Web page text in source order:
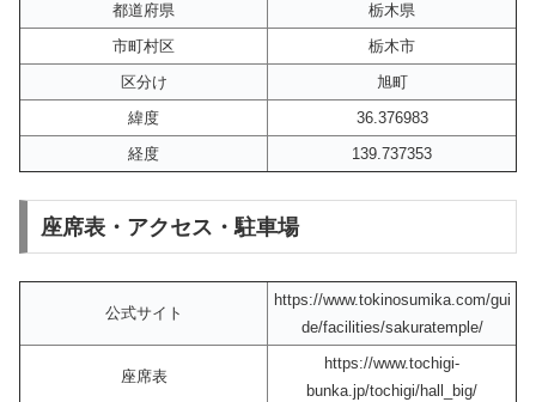
都道府県
栃木県
市町村区
栃木市
区分け
旭町
緯度
36.376983
経度
139.737353
座席表・アクセス・駐車場
公式サイト
https://www.tokinosumika.com/gui
de/facilities/sakuratemple/
座席表
https://www.tochigi-
bunka.jp/tochigi/hall_big/